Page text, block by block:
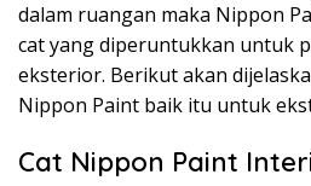
dalam ruangan maka Nippon
cat yang diperuntukkan untuk
eksterior. Berikut akan
Nippon Paint baik itu untuk
Cat Nippon Paint